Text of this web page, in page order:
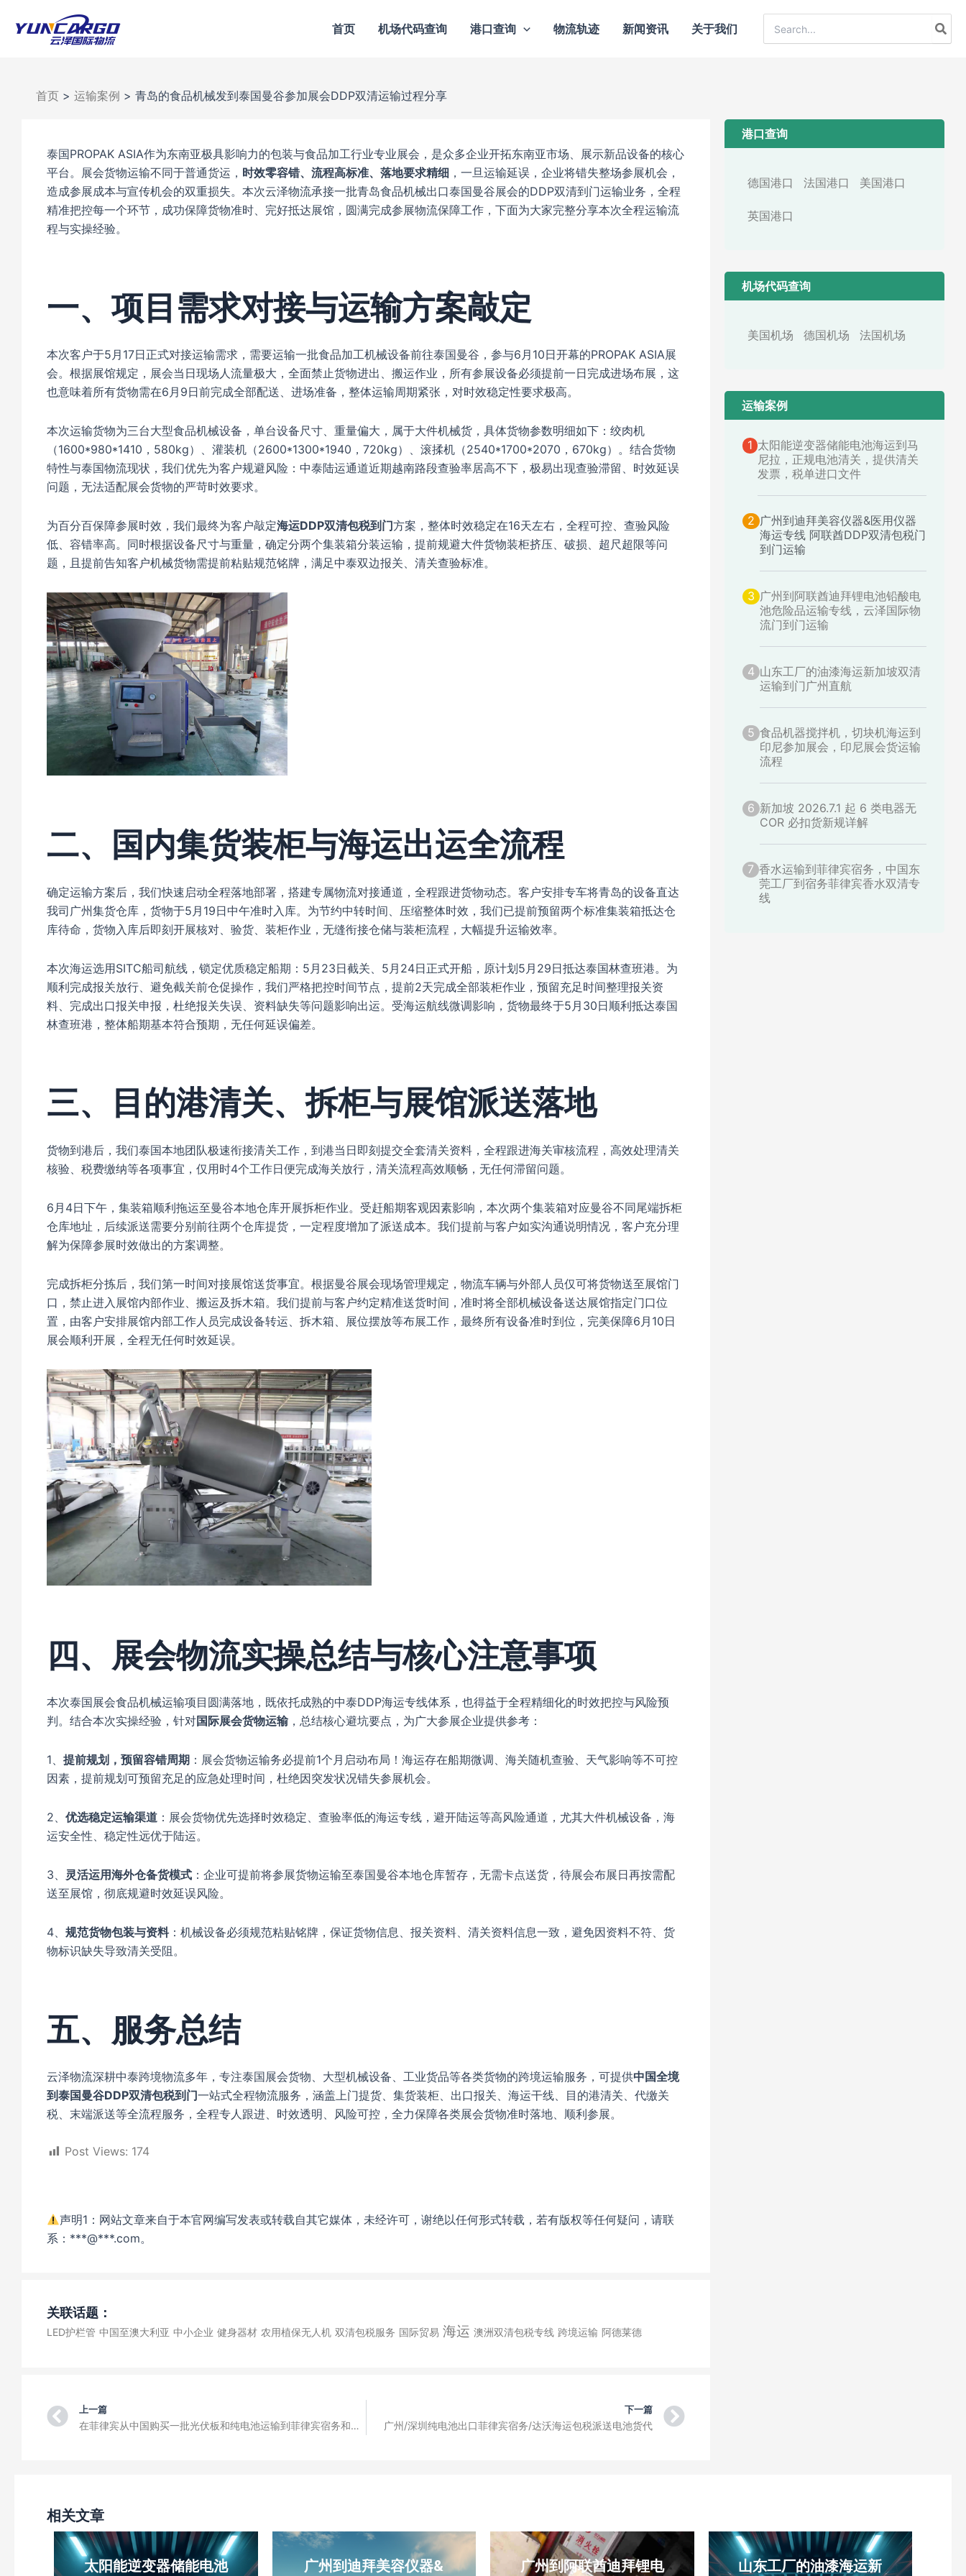
首页 机场代码查询 港口查询 物流轨迹 新闻资讯 关于我们
for:
首页 > 运输案例 > 青岛的食品机械发到泰国曼谷参加展会DDP双清运输过程分享
泰国PROPAK ASIA作为东南亚极具影响力的包装与食品加工行业专业展会，是众多企业开拓东南亚市场、展示新品设备的核心
平台。展会货物运输不同于普通货运， 时效零容错、流程高标准、落地要求精细 ，一旦运输延误，企业将错失整场参展机会，
造成参展成本与宣传机会的双重损失。本次云泽物流承接一批青岛食品机械出口泰国曼谷展会的DDP双清到门运输业务，全程
精准把控每一个环节，成功保障货物准时、完好抵达展馆，圆满完成参展物流保障工作，下面为大家完整分享本次全程运输流
程与实操经验。
一、项目需求对接与运输方案敲定
本次客户于5月17日正式对接运输需求，需要运输一批食品加工机械设备前往泰国曼谷，参与6月10日开幕的PROPAK ASIA展
会。根据展馆规定，展会当日现场人流量极大，全面禁止货物进出、搬运作业，所有参展设备必须提前一日完成进场布展，这
也意味着所有货物需在6月9日前完成全部配送、进场准备，整体运输周期紧张，对时效稳定性要求极高。
本次运输货物为三台大型食品机械设备，单台设备尺寸、重量偏大，属于大件机械货，具体货物参数明细如下：绞肉机
（1600*980*1410，580kg）、灌装机（2600*1300*1940，720kg）、滚揉机（2540*1700*2070，670kg）。结合货物
特性与泰国物流现状，我们优先为客户规避风险：中泰陆运通道近期越南路段查验率居高不下，极易出现查验滞留、时效延误
问题，无法适配展会货物的严苛时效要求。
为百分百保障参展时效，我们最终为客户敲定海运DDP双清包税到门方案，整体时效稳定在16天左右，全程可控、查验风险
低、容错率高。同时根据设备尺寸与重量，确定分两个集装箱分装运输，提前规避大件货物装柜挤压、破损、超尺超限等问
题，且提前告知客户机械货物需提前粘贴规范铭牌，满足中泰双边报关、清关查验标准。
二、国内集货装柜与海运出运全流程
确定运输方案后，我们快速启动全程落地部署，搭建专属物流对接通道，全程跟进货物动态。客户安排专车将青岛的设备直达
我司广州集货仓库，货物于5月19日中午准时入库。为节约中转时间、压缩整体时效，我们已提前预留两个标准集装箱抵达仓
库待命，货物入库后即刻开展核对、验货、装柜作业，无缝衔接仓储与装柜流程，大幅提升运输效率。
本次海运选用SITC船司航线，锁定优质稳定船期：5月23日截关、5月24日正式开船，原计划5月29日抵达泰国林查班港。为
顺利完成报关放行、避免截关前仓促操作，我们严格把控时间节点，提前2天完成全部装柜作业，预留充足时间整理报关资
料、完成出口报关申报，杜绝报关失误、资料缺失等问题影响出运。受海运航线微调影响，货物最终于5月30日顺利抵达泰国
林查班港，整体船期基本符合预期，无任何延误偏差。
三、目的港清关、拆柜与展馆派送落地
货物到港后，我们泰国本地团队极速衔接清关工作，到港当日即刻提交全套清关资料，全程跟进海关审核流程，高效处理清关
核验、税费缴纳等各项事宜，仅用时4个工作日便完成海关放行，清关流程高效顺畅，无任何滞留问题。
6月4日下午，集装箱顺利拖运至曼谷本地仓库开展拆柜作业。受赶船期客观因素影响，本次两个集装箱对应曼谷不同尾端拆柜
仓库地址，后续派送需要分别前往两个仓库提货，一定程度增加了派送成本。我们提前与客户如实沟通说明情况，客户充分理
解为保障参展时效做出的方案调整。
完成拆柜分拣后，我们第一时间对接展馆送货事宜。根据曼谷展会现场管理规定，物流车辆与外部人员仅可将货物送至展馆门
口，禁止进入展馆内部作业、搬运及拆木箱。我们提前与客户约定精准送货时间，准时将全部机械设备送达展馆指定门口位
置，由客户安排展馆内部工作人员完成设备转运、拆木箱、展位摆放等布展工作，最终所有设备准时到位，完美保障6月10日
展会顺利开展，全程无任何时效延误。
四、展会物流实操总结与核心注意事项
本次泰国展会食品机械运输项目圆满落地，既依托成熟的中泰DDP海运专线体系，也得益于全程精细化的时效把控与风险预
判。结合本次实操经验，针对国际展会货物运输，总结核心避坑要点，为广大参展企业提供参考：
1、 提前规划，预留容错周期 ：展会货物运输务必提前1个月启动布局！海运存在船期微调、海关随机查验、天气影响等不可控
因素，提前规划可预留充足的应急处理时间，杜绝因突发状况错失参展机会。
2、 优选稳定运输渠道 ：展会货物优先选择时效稳定、查验率低的海运专线，避开陆运等高风险通道，尤其大件机械设备，海
运安全性、稳定性远优于陆运。
3、 灵活运用海外仓备货模式 ：企业可提前将参展货物运输至泰国曼谷本地仓库暂存，无需卡点送货，待展会布展日再按需配
送至展馆，彻底规避时效延误风险。
4、 规范货物包装与资料：机械设备必须规范粘贴铭牌，保证货物信息、报关资料、清关资料信息一致，避免因资料不符、货
物标识缺失导致清关受阻。
五、服务总结
云泽物流深耕中泰跨境物流多年，专注泰国展会货物、大型机械设备、工业货品等各类货物的跨境运输服务，可提供中国全境
到泰国曼谷DDP双清包税到门一站式全程物流服务，涵盖上门提货、集货装柜、出口报关、海运干线、目的港清关、代缴关
税、末端派送等全流程服务，全程专人跟进、时效透明、风险可控，全力保障各类展会货物准时落地、顺利参展。
Post Views: 174
声明1：网站文章来自于本官网编写发表或转载自其它媒体，未经许可，谢绝以任何形式转载，若有版权等任何疑问，请联
系：***@***.com。
关联话题：
LED护栏管 中国至澳大利亚 中小企业 健身器材 农用植保无人机 双清包税服务 国际贸易 海运 澳洲双清包税专线 跨境运输 阿德莱德
Prev
上一篇
在菲律宾从中国购买一批光伏板和纯电池运输到菲律宾宿务和马尼拉。
下一篇
广州/深圳纯电池出口菲律宾宿务/达沃海运包税派送电池货代
港口查询
德国港口 法国港口 美国港口
英国港口
机场代码查询
美国机场 德国机场 法国机场
运输案例​
1 太阳能逆变器储能电池海运到马
尼拉，正规电池清关，提供清关
发票，税单进口文件
2 广州到迪拜美容仪器&医用仪器
海运专线 阿联酋DDP双清包税门
到门运输
3 广州到阿联酋迪拜锂电池铅酸电
池危险品运输专线，云泽国际物
流门到门运输
4 山东工厂的油漆海运新加坡双清
运输到门广州直航
5 食品机器搅拌机，切块机海运到
印尼参加展会，印尼展会货运输
流程
6 新加坡 2026.7.1 起 6 类电器无
COR 必扣货新规详解
7 香水运输到菲律宾宿务，中国东
莞工厂到宿务菲律宾香水双清专
线
相关文章
太阳能逆变器储能电池 广州到迪拜美容仪器& 广州到阿联酋迪拜锂电 山东工厂的油漆海运新